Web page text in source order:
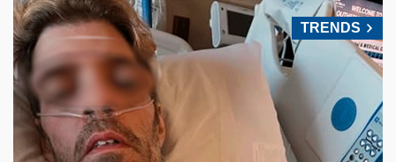
TRENDS